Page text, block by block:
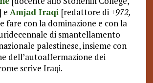
e Amjad Iraqi [redattore di+972,
fare con la dominazione e con la
di smantellamento
palestinese, insieme con
dell’autoaffermazione dei
scrive Iraqi.